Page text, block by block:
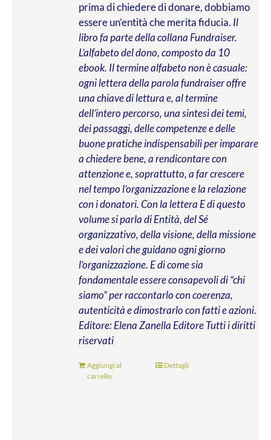
prima di chiedere di donare, dobbiamo
essere un’entità che merita fiducia. Il
libro fa parte della collana Fundraiser.
L’alfabeto del dono, composto da 10
ebook. Il termine alfabeto non è casuale:
ogni lettera della parola fundraiser offre
una chiave di lettura e, al termine
dell’intero percorso, una sintesi dei temi,
dei passaggi, delle competenze e delle
buone pratiche indispensabili per imparare
a chiedere bene, a rendicontare con
attenzione e, soprattutto, a far crescere
nel tempo l’organizzazione e la relazione
con i donatori. Con la lettera E di questo
volume si parla di Entità, del Sé
organizzativo, della visione, della missione
e dei valori che guidano ogni giorno
l’organizzazione. E di come sia
fondamentale essere consapevoli di “chi
siamo” per raccontarlo con coerenza,
autenticità e dimostrarlo con fatti e azioni.
Editore: Elena Zanella EditoreTutti i diritti
riservati
Aggiungi al
carrello
Dettagli